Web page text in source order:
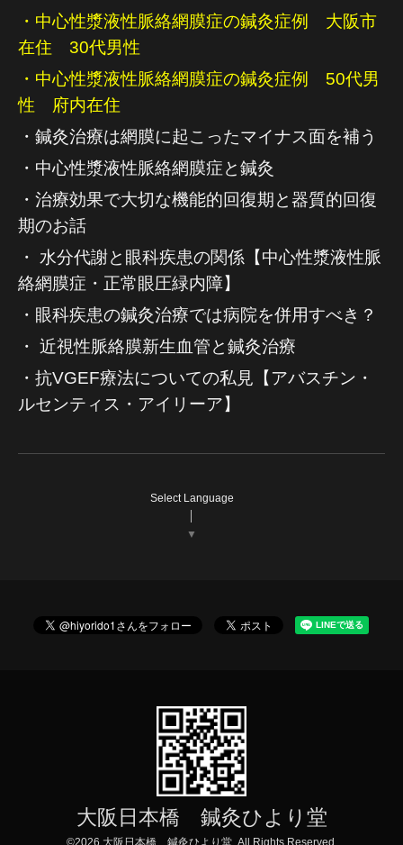
・中心性漿液性脈絡網膜症の鍼灸症例 大阪市
在住 30代男性
・中心性漿液性脈絡網膜症の鍼灸症例 50代男
性 府内在住
・鍼灸治療は網膜に起こったマイナス面を補う
・中心性漿液性脈絡網膜症と鍼灸
・治療効果で大切な機能的回復期と器質的回復
期のお話
・ 水分代謝と眼科疾患の関係【中心性漿液性脈
絡網膜症・正常眼圧緑内障】
・眼科疾患の鍼灸治療では病院を併用すべき？
・ 近視性脈絡膜新生血管と鍼灸治療
・抗VGEF療法についての私見【アバスチン・
ルセンティス・アイリーア】
Select Language
▼
大阪日本橋 鍼灸ひより堂
©2026 大阪日本橋 鍼灸ひより堂. All Rights Reserved.